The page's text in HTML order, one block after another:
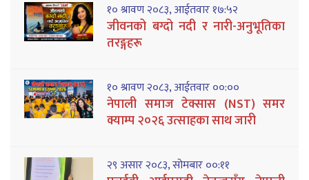
१० श्रावण २०८३, आईतवार १७:५२
जीवनको बग्दो नदी र नारी-अनुभूतिका
तरङ्गहरू
१० श्रावण २०८३, आईतवार ००:००
नेपाली समाज टेक्सास (NST) समर
क्याम्प २०२६ उत्साहका साथ जारी
२९ असार २०८३, सोमबार ००:११